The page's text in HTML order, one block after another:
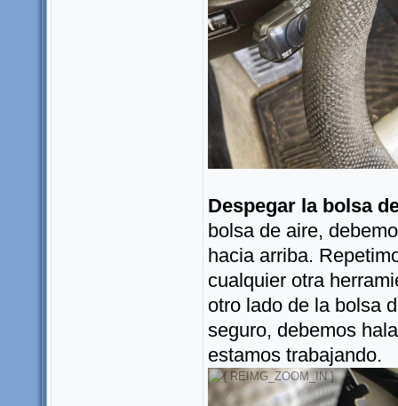
Despegar la bolsa
bolsa de aire,
hacia arriba.
cualquier otra
otro lado de la bolsa
seguro, debemos
estamos trabajando.